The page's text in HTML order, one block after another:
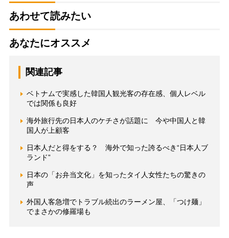
あわせて読みたい
あなたにオススメ
関連記事
ベトナムで実感した韓国人観光客の存在感、個人レベル
では関係も良好
海外旅行先の日本人のケチさが話題に 今や中国人と韓
国人が上顧客
日本人だと得をする？ 海外で知った誇るべき“日本人ブ
ランド”
日本の「お弁当文化」を知ったタイ人女性たちの驚きの
声
外国人客急増でトラブル続出のラーメン屋、「つけ麺」
でまさかの修羅場も